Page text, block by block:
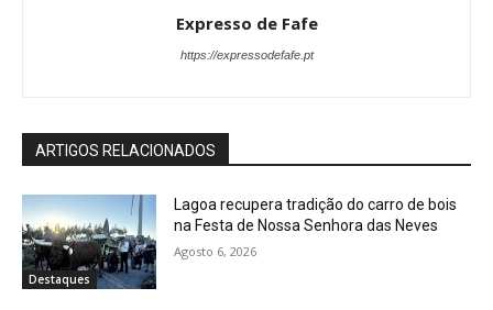
Expresso de Fafe
https://expressodefafe.pt
ARTIGOS RELACIONADOS
Destaques
Lagoa recupera tradição do carro de bois
na Festa de Nossa Senhora das Neves
Agosto 6, 2026